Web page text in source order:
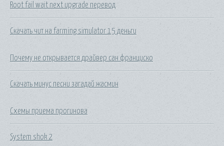
Root fail wait next upgrade перевод
Скачать чит на farming simulator 15 деньги
Почему не открывается драйвер сан франциско
Скачать минус песни загадай жасмин
Схемы приема прогинова
System shok 2